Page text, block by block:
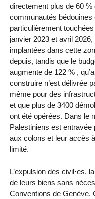
directement plus de 60 %
communautés bédouines
particulièrement
janvier 2023 et avril
implantées dans cette
depuis, tandis que le
augmente de 122 % ,
construire n’est délivrée
même pour des
et que plus de 3400
ont été opérées. Dans le
Palestiniens est
aux colons et leur accès
limité.
L’expulsion des civil·es,
de leurs biens sans
Conventions de Genève.